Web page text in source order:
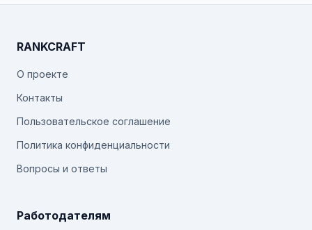
RANKCRAFT
О проекте
Контакты
Пользовательское соглашение
Политика конфиденциальности
Вопросы и ответы
Работодателям